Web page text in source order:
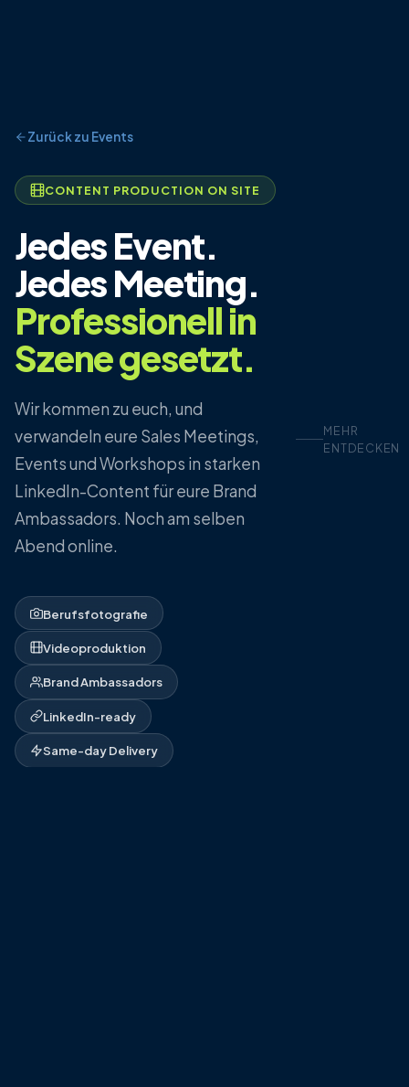
Zurück zu Events
CONTENT PRODUCTION ON SITE
Jedes Event.
Jedes Meeting.
Professionell in
Szene gesetzt.
Wir kommen zu euch, und
verwandeln eure Sales Meetings,
Events und Workshops in starken
LinkedIn-Content für eure Brand
Ambassadors. Noch am selben
Abend online.
Berufsfotografie
Videoproduktion
Brand Ambassadors
LinkedIn-ready
Same-day Delivery
MEHR
ENTDECKEN